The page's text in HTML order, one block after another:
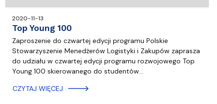
2020-11-13
Top Young 100
Zaproszenie do czwartej edycji programu Polskie
Stowarzyszenie Menedżerów Logistyki i Zakupów zaprasza
do udziału w czwartej edycji programu rozwojowego Top
Young 100 skierowanego do studentów…
CZYTAJ WIĘCEJ